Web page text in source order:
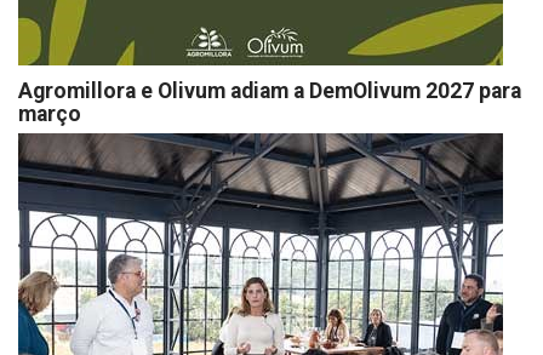
Agromillora e Olivum adiam a DemOlivum 2027 para
março